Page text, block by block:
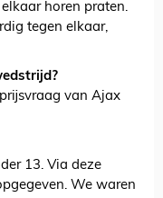
horen praten.
tegen elkaar,
van Ajax
13. Via deze
We waren